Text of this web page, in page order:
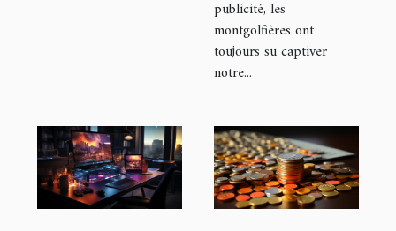
publicité, les
montgolfières ont
toujours su captiver
notre...